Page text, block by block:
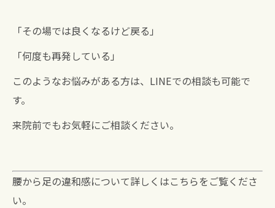
「その場では良くなるけど戻る」
「何度も再発している」
このようなお悩みがある方は、LINEでの相談も可能で
す。
来院前でもお気軽にご相談ください。
腰から足の違和感について詳しくはこちらをご覧くださ
い。